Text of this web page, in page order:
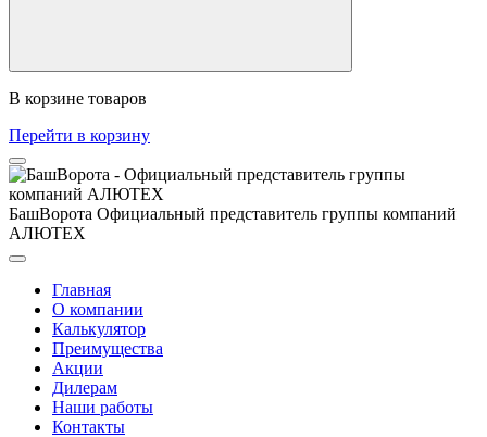
В корзине товаров
Перейти в корзину
БашВорота Официальный представитель группы компаний
АЛЮТЕХ
Главная
О компании
Калькулятор
Преимущества
Акции
Дилерам
Наши работы
Контакты